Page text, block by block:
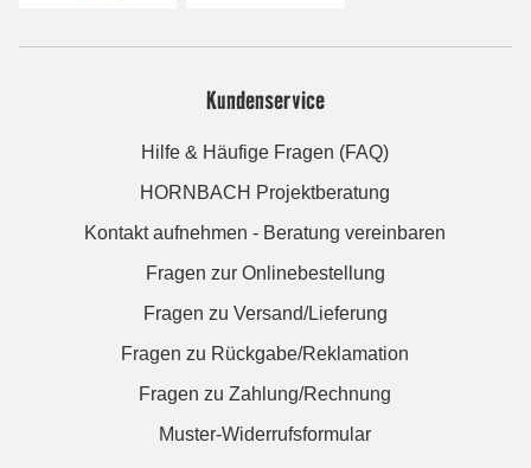
Kundenservice
Hilfe & Häufige Fragen (FAQ)
HORNBACH Projektberatung
Kontakt aufnehmen - Beratung vereinbaren
Fragen zur Onlinebestellung
Fragen zu Versand/Lieferung
Fragen zu Rückgabe/Reklamation
Fragen zu Zahlung/Rechnung
Muster-Widerrufsformular